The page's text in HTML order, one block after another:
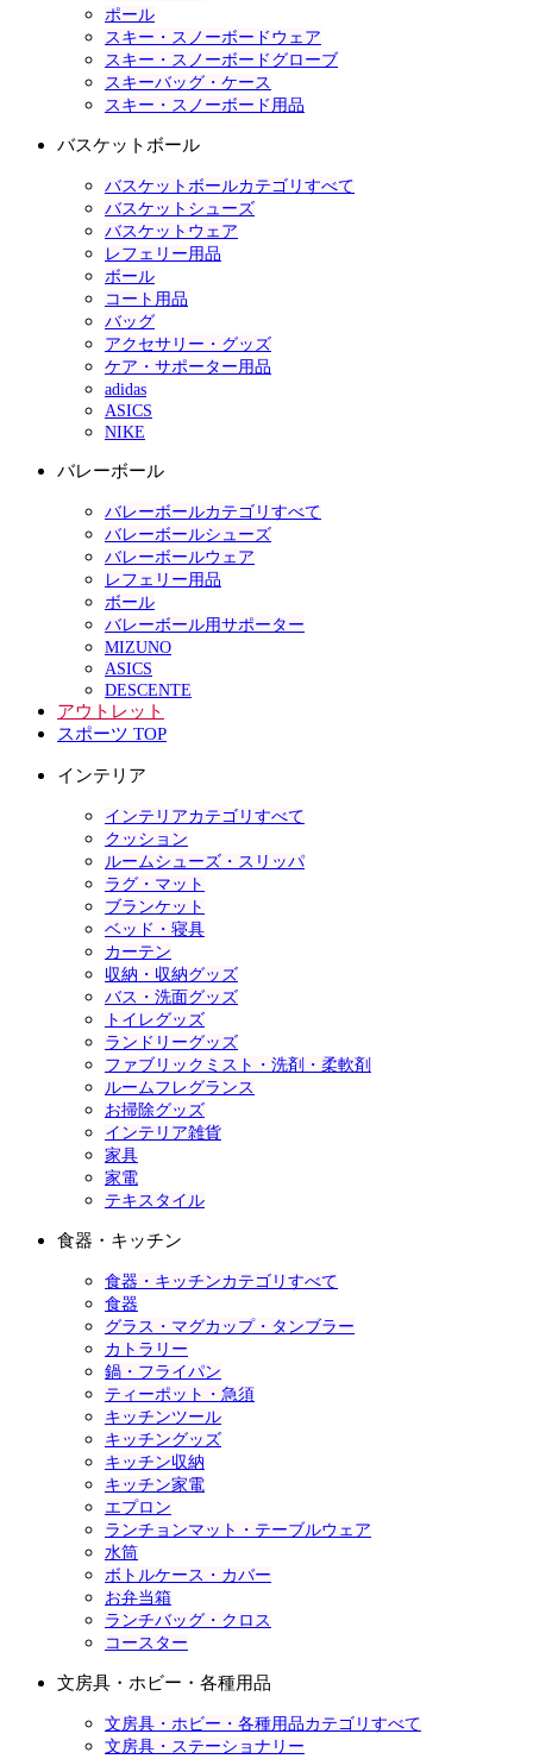
ポール
スキー・スノーボードウェア
スキー・スノーボードグローブ
スキーバッグ・ケース
スキー・スノーボード用品
バスケットボール
バスケットボールカテゴリすべて
バスケットシューズ
バスケットウェア
レフェリー用品
ボール
コート用品
バッグ
アクセサリー・グッズ
ケア・サポーター用品
adidas
ASICS
NIKE
バレーボール
バレーボールカテゴリすべて
バレーボールシューズ
バレーボールウェア
レフェリー用品
ボール
バレーボール用サポーター
MIZUNO
ASICS
DESCENTE
アウトレット
スポーツ TOP
インテリア
インテリアカテゴリすべて
クッション
ルームシューズ・スリッパ
ラグ・マット
ブランケット
ベッド・寝具
カーテン
収納・収納グッズ
バス・洗面グッズ
トイレグッズ
ランドリーグッズ
ファブリックミスト・洗剤・柔軟剤
ルームフレグランス
お掃除グッズ
インテリア雑貨
家具
家電
テキスタイル
食器・キッチン
食器・キッチンカテゴリすべて
食器
グラス・マグカップ・タンブラー
カトラリー
鍋・フライパン
ティーポット・急須
キッチンツール
キッチングッズ
キッチン収納
キッチン家電
エプロン
ランチョンマット・テーブルウェア
水筒
ボトルケース・カバー
お弁当箱
ランチバッグ・クロス
コースター
文房具・ホビー・各種用品
文房具・ホビー・各種用品カテゴリすべて
文房具・ステーショナリー